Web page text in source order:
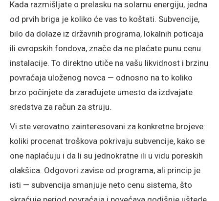
Kada razmišljate o prelasku na solarnu energiju, jedna
od prvih briga je koliko će vas to koštati. Subvencije,
bilo da dolaze iz državnih programa, lokalnih poticaja
ili evropskih fondova, znače da ne plaćate punu cenu
instalacije. To direktno utiče na vašu likvidnost i brzinu
povraćaja uloženog novca — odnosno na to koliko
brzo počinjete da zarađujete umesto da izdvajate
sredstva za račun za struju.
Vi ste verovatno zainteresovani za konkretne brojeve:
koliki procenat troškova pokrivaju subvencije, kako se
one naplaćuju i da li su jednokratne ili u vidu poreskih
olakšica. Odgovori zavise od programa, ali princip je
isti — subvencija smanjuje neto cenu sistema, što